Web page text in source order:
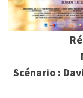
Scénario :